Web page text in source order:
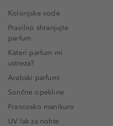
Kolonjske vode
Pravilno shranjujte
parfum
Kateri parfum mi
ustreza?
Arabski parfumi
Sončne opekline
Francosko manikuro
UV lak za nohte